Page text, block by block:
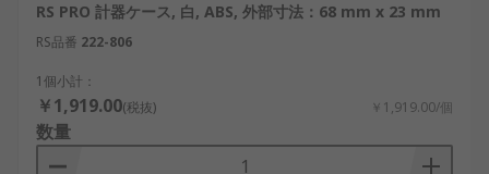
RS PRO 計器ケース, 白, ABS, 外部寸法：68 mm x 23 mm
RS品番 222-806
1個小計：
￥1,919.00(税抜) ￥1,919.00/個
数量